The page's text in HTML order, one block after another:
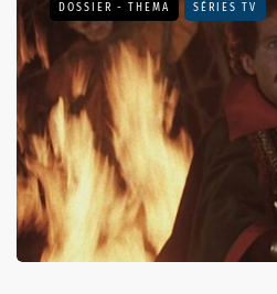
DOSSIER - THEMA SÉRIES TV